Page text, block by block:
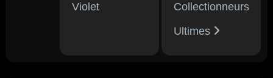
Violet
Collectionneurs
Ultimes